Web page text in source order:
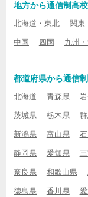
地方から通信制高
北海道・東北 関東
中国 四国 九州
都道府県から通信
北海道 青森県
茨城県 栃木県
新潟県 富山県
静岡県 愛知県
奈良県 和歌山県
徳島県 香川県